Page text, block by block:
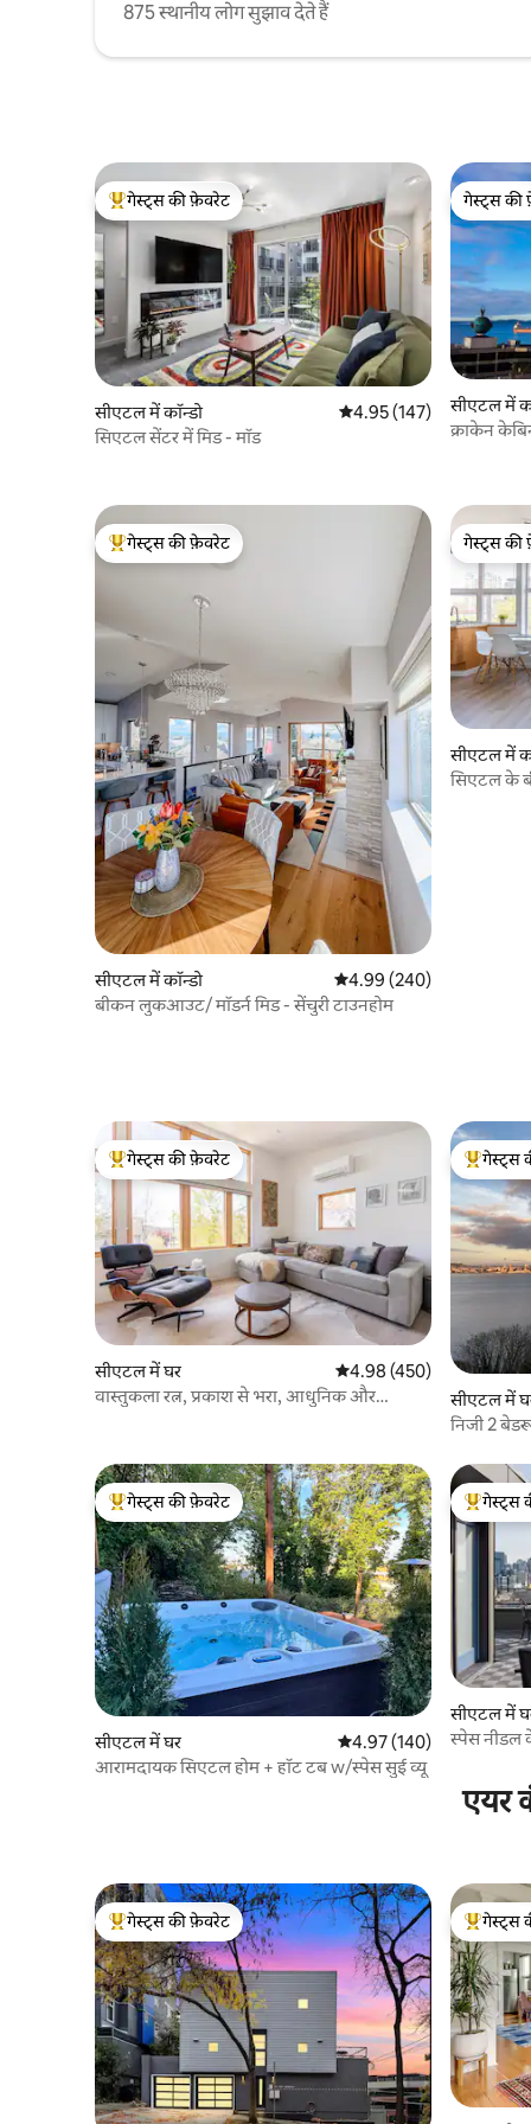
875 स्थानीय लोग सुझाव देते हैं
गेस्ट्स का टॉप फ़ेवरेट
गेस्ट्स की फ़ेवरेट
सीएटल में कॉन्डो औसत रेटिंग 5 में से 4.95, 147
4.95 (147)
सिएटल सेंटर में मिड - मॉड
गेस्ट्स की
गेस्ट्स की
सीएटल में
क्राकेन
गेस्ट्स का टॉप फ़ेवरेट
गेस्ट्स की फ़ेवरेट
सीएटल में कॉन्डो औसत रेटिंग 5 में से 4.99, 240
4.99 (240)
बीकन लुकआउट/ मॉडर्न मिड - सेंचुरी टाउनहोम
गेस्ट्स की
गेस्ट्स की
सीएटल में
सिएटल के
गेस्ट्स का टॉप फ़ेवरेट
गेस्ट्स की फ़ेवरेट
सीएटल में घर औसत रेटिंग 5 में से 4.98, 450
4.98 (450)
वास्तुकला रत्न, प्रकाश से भरा, आधुनिक और
गेस्ट्स का
गेस्ट्स
सीएटल में
निजी 2
गेस्ट्स का टॉप फ़ेवरेट
गेस्ट्स की फ़ेवरेट
सीएटल में घर औसत रेटिंग 5 में से 4.97, 140
4.97 (140)
आरामदायक सिएटल होम + हॉट टब w/स्पेस सुई व्यू
गेस्ट्स का
गेस्ट्स
सीएटल में
स्पेस नीडल
एयर
गेस्ट्स का टॉप फ़ेवरेट
गेस्ट्स की फ़ेवरेट
गेस्ट्स का
गेस्ट्स